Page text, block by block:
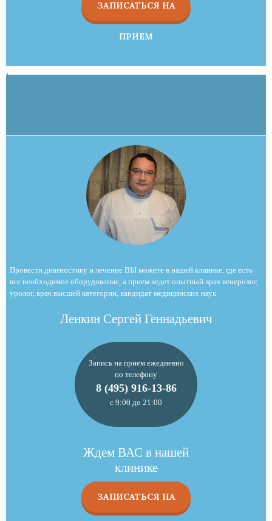
ЗАПИСАТЬСЯ НА
ПРИЕМ
Провести диагностику и лечение ВЫ можете в нашей клинике, где есть
все необходимое оборудование, а прием ведет опытный врач венеролог,
уролог, врач высшей категории, кандидат медицинских наук
Ленкин Сергей Геннадьевич
Запись на прием ежедневно
по телефону
8 (495) 916-13-86
с 9:00 до 21:00
Ждем ВАС в нашей
клинике
ЗАПИСАТЬСЯ НА